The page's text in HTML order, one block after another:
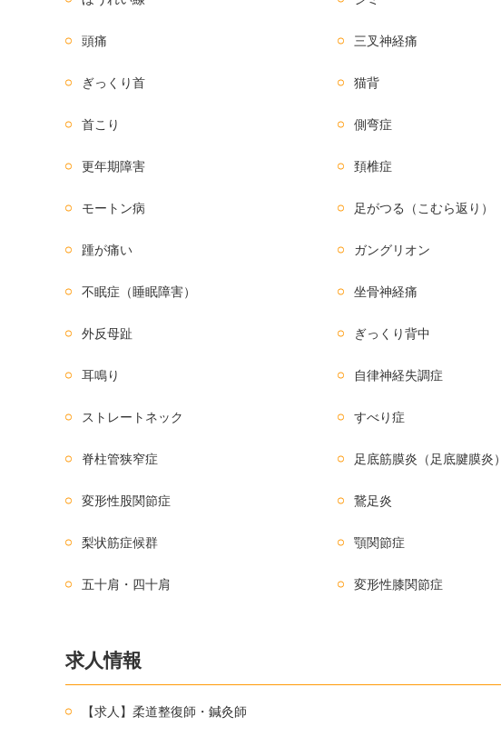
頭痛 三叉神経痛
ぎっくり首 猫背
首こり 側弯症
更年期障害 頚椎症
モートン病 足がつる（こむら返り）
踵が痛い ガングリオン
不眠症（睡眠障害） 坐骨神経痛
外反母趾 ぎっくり背中
耳鳴り 自律神経失調症
ストレートネック すべり症
脊柱管狭窄症 足底筋膜炎（足底腱膜炎）
変形性股関節症 鵞足炎
梨状筋症候群 顎関節症
五十肩・四十肩 変形性膝関節症
求人情報
【求人】柔道整復師・鍼灸師